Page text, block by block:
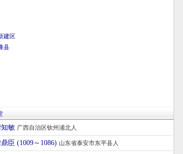
建区
县
敏 广西自治区钦州浦北人
臣 (1009～1086) 山东省泰安市东平县人